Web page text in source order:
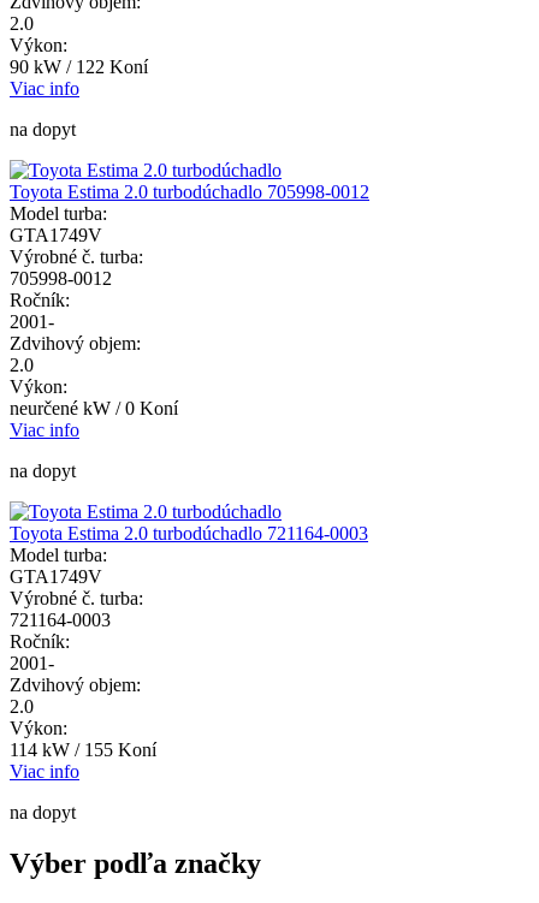
2.0
Výkon:
90 kW / 122 Koní
Viac info
na dopyt
Toyota Estima 2.0 turbodúchadlo 705998-0012
Model turba:
GTA1749V
Výrobné č. turba:
705998-0012
Ročník:
2001-
Zdvihový objem:
2.0
Výkon:
neurčené kW / 0 Koní
Viac info
na dopyt
Toyota Estima 2.0 turbodúchadlo 721164-0003
Model turba:
GTA1749V
Výrobné č. turba:
721164-0003
Ročník:
2001-
Zdvihový objem:
2.0
Výkon:
114 kW / 155 Koní
Viac info
na dopyt
Výber podľa značky